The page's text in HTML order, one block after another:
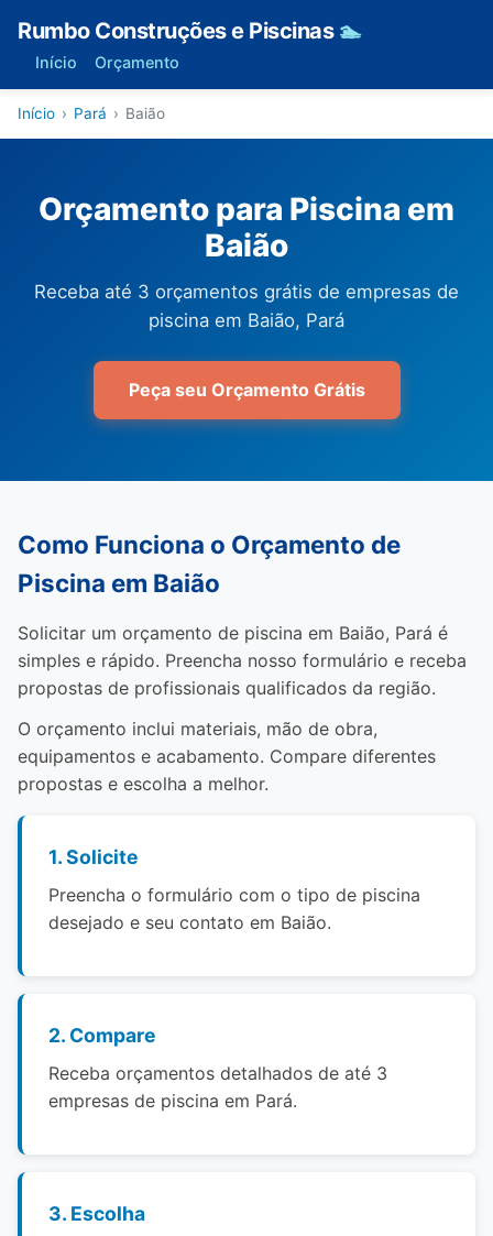
Rumbo Construções e Piscinas 🏊
Início Orçamento
Início › Pará › Baião
Orçamento para Piscina em
Baião
Receba até 3 orçamentos grátis de empresas de
piscina em Baião, Pará
Peça seu Orçamento Grátis
Como Funciona o Orçamento de
Piscina em Baião
Solicitar um orçamento de piscina em Baião, Pará é
simples e rápido. Preencha nosso formulário e receba
propostas de profissionais qualificados da região.
O orçamento inclui materiais, mão de obra,
equipamentos e acabamento. Compare diferentes
propostas e escolha a melhor.
1. Solicite
Preencha o formulário com o tipo de piscina
desejado e seu contato em Baião.
2. Compare
Receba orçamentos detalhados de até 3
empresas de piscina em Pará.
3. Escolha